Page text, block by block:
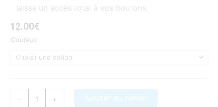
laisse un accès total à vos boutons.
12.00€
Couleur
-
quantité
Coque
transparente
+